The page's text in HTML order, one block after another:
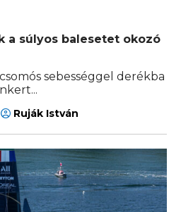
a súlyos balesetet okozó
sebességgel derékba
Ruják István